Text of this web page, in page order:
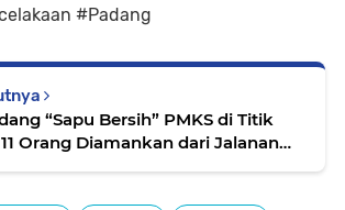
#Padang
“Sapu Bersih” PMKS di Titik
Orang Diamankan dari Jalanan